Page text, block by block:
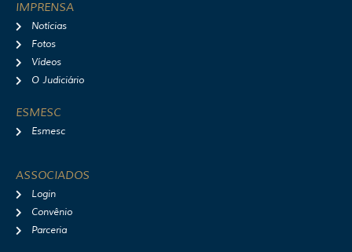
IMPRENSA
Notícias
Fotos
Vídeos
O Judiciário
ESMESC
Esmesc
ASSOCIADOS
Login
Convênio
Parceria